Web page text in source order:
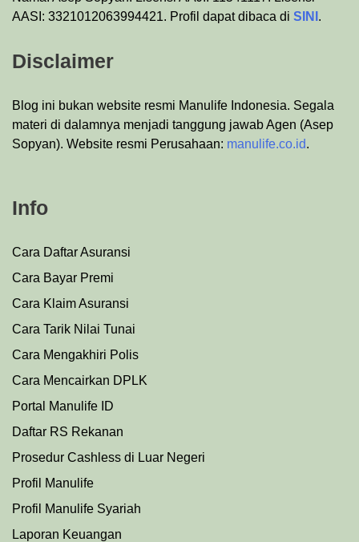
AASI: 3321012063994421. Profil dapat dibaca di SINI .
Disclaimer
Blog ini bukan website resmi Manulife Indonesia. Segala
materi di dalamnya menjadi tanggung jawab Agen (Asep
Sopyan). Website resmi Perusahaan: manulife.co.id.
Info
Cara Daftar Asuransi
Cara Bayar Premi
Cara Klaim Asuransi
Cara Tarik Nilai Tunai
Cara Mengakhiri Polis
Cara Mencairkan DPLK
Portal Manulife ID
Daftar RS Rekanan
Prosedur Cashless di Luar Negeri
Profil Manulife
Profil Manulife Syariah
Laporan Keuangan